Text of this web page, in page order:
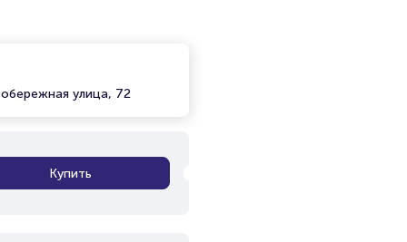
улица, 72
Купить